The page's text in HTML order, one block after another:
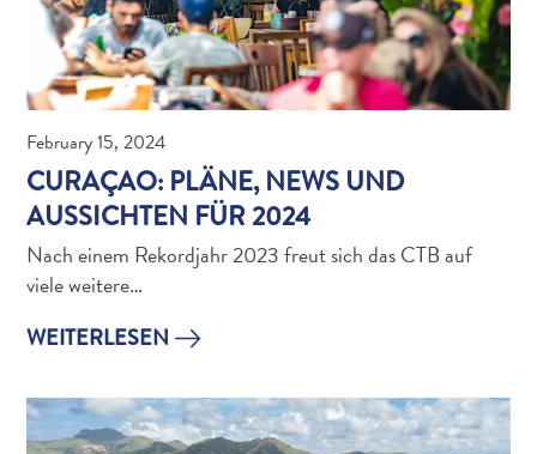
ist
Curaçao
bekannt?
Der
in
dir:
February 15, 2024
CURAÇAO: PLÄNE, NEWS UND
AUSSICHTEN FÜR 2024
Nach einem Rekordjahr 2023 freut sich das CTB auf
viele weitere…
WEITERLESEN